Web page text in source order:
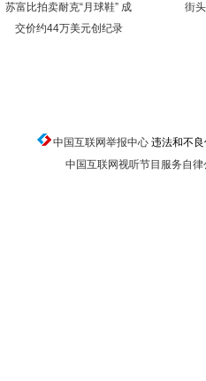
苏富比拍卖耐克“月球鞋” 成
交价约44万美元创纪录
街
中国互联网举报中心违法和不良
中国互联网视听节目服务自律